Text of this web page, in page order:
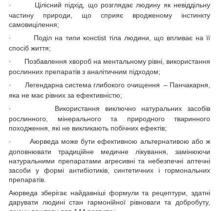
·
Цілісний підхід, що розглядає людину як невіддільну
частину природи, що сприяє вродженому інстинкту
самовицілення;
·
Поділ на типи консtist тіла людини, що впливає на її
спосіб життя;
·
Позбавлення хвороб на ментальному рівні, використання
рослинних препаратів з аналітичним підходом;
·
Легендарна система глибокого очищення – Панчакарня,
яка не має рівних за ефективністю;
·
Використання виключно натуральних засобів
рослинного, мінерального та природного тваринного
походження, які не викликають побічних ефектів;
·
Аюрведа може бути ефективною альтернативою або ж
доповнювати традиційне медичне лікування, замінюючи
натуральними препаратами агресивні та небезпечні аптечні
засоби у формі антибіотиків, синтетичних і гормональних
препаратів.
Аюрведа зберігає найдавніші формули та рецептури, здатні
дарувати людині стан гармонійної рівноваги та добробуту,